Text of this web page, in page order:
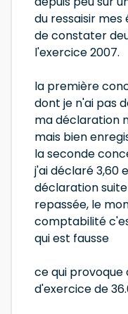
du ressaisir
de constater
l'exercice 2007.
la première
dont je n'ai pas
ma déclaration
mais bien
la seconde
j'ai déclaré 3,60
déclaration
repassée, le
comptabilité
qui est fausse
ce qui
d'exercice de